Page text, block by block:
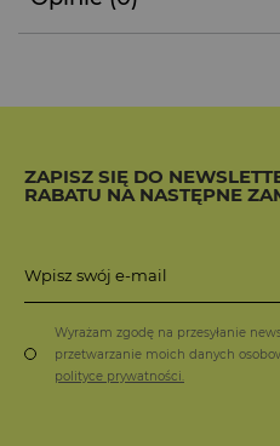
ZAPISZ SIĘ DO
RABATU NA NASTĘPNE
Wpisz swój e-mail
Wyrażam zgodę na przesyłanie
przetwarzanie moich danych
polityce prywatności.